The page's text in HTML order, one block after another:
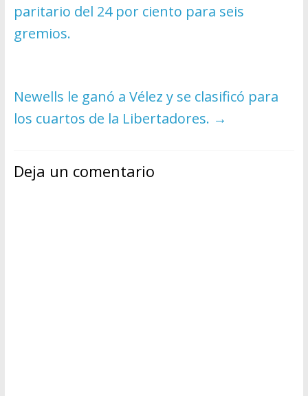
paritario del 24 por ciento para seis
gremios.
Newells le ganó a Vélez y se clasificó para
los cuartos de la Libertadores. →
Deja un comentario